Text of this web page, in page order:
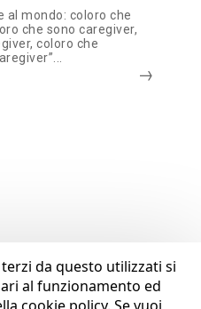
da questo utilizzati si
al funzionamento ed
al mondo: coloro che
che sono caregiver,
coloro che